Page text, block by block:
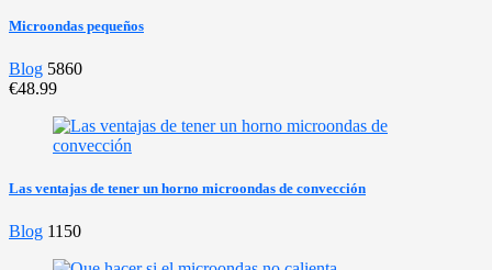
Microondas pequeños
Blog 5860
€48.99
Las ventajas de tener un horno microondas de convección
Blog 1150